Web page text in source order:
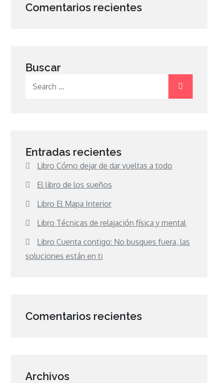
Comentarios recientes
Buscar
Entradas recientes
Libro Cómo dejar de dar vueltas a todo
El libro de los sueños
Libro El Mapa Interior
Libro Técnicas de relajación física y mental
Libro Cuenta contigo: No busques fuera, las
soluciones están en ti
Comentarios recientes
Archivos